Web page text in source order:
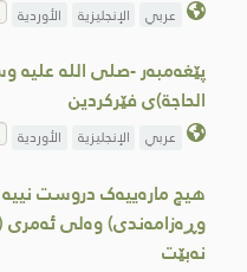
عربي الإنجليزية الأوردية
پێغەمبەر -صلى اللە
الحاجة)ی فێرکردین
عربي الإنجليزية الأوردية
هیچ مارەییەک دروست
وڕەزامەندی) وەلی ئەمری
نەبێت